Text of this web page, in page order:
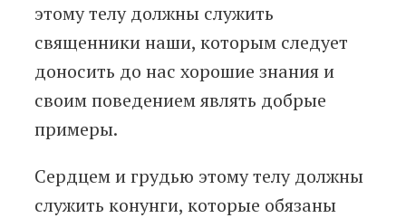
этому телу должны служить
священники наши, которым следует
доносить до нас хорошие знания и
своим поведением являть добрые
примеры.
Сердцем и грудью этому телу должны
служить конунги, которые обязаны